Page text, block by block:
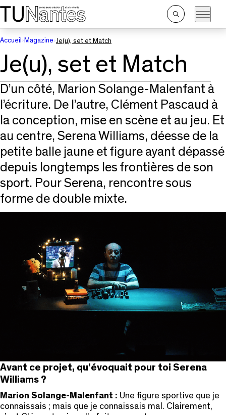
Passer directement à la navigation
Passer directement au contenu principal
Ouvrir
la
Accueil
Magazine Je(u), set et Match
Je(u), set et Match
D’un côté, Marion Solange-Malenfant à
l’écriture. De l’autre, Clément Pascaud à
la conception, mise en scène et au jeu. Et
au centre, Serena Williams, déesse de la
petite balle jaune et figure ayant dépassé
depuis longtemps les frontières de son
sport. Pour Serena, rencontre sous
forme de double mixte.
Avant ce projet, qu’évoquait pour toi Serena
Williams ?
Marion Solange-Malenfant : Une figure sportive que je
connaissais ; mais que je connaissais mal. Clairement,